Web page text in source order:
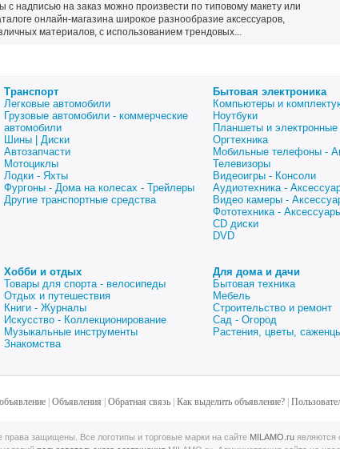
с надписью на заказ можно произвести по типовому макету или
онлайн-магазина широкое разнообразие аксессуаров,
материалов, с использованием трендовых...
Транспорт
Легковые автомобили
Грузовые автомобили - коммерческие
автомобили
Шины | Диски
Автозапчасти
Мотоциклы
Лодки - Яхты
Фургоны - Дома на колесах - Трейлеры
Другие транспортные средства
Бытовая электроника
Компьютеры и
Ноутбуки
Планшеты и электронные
Оргтехника
Мобильные телефоны -
Телевизоры
Видеоигры - Консоли
Аудиотехника -
Видео камеры -
Фототехника -
CD диски
DVD
Хобби и отдых
Товары для спорта - велосипеды
Отдых и путешествия
Книги - Журналы
Искусство - Коллекционирование
Музыкальные инструменты
Знакомства
Для дома и дачи
Бытовая техника
Мебель
Строительство и ремонт
Сад - Огород
Растения, цветы,
| Объявления Обратная связь| Как выделить объявление?|
защищены. Все логотипы и торговые марки на сайте MILAMO.ru являются